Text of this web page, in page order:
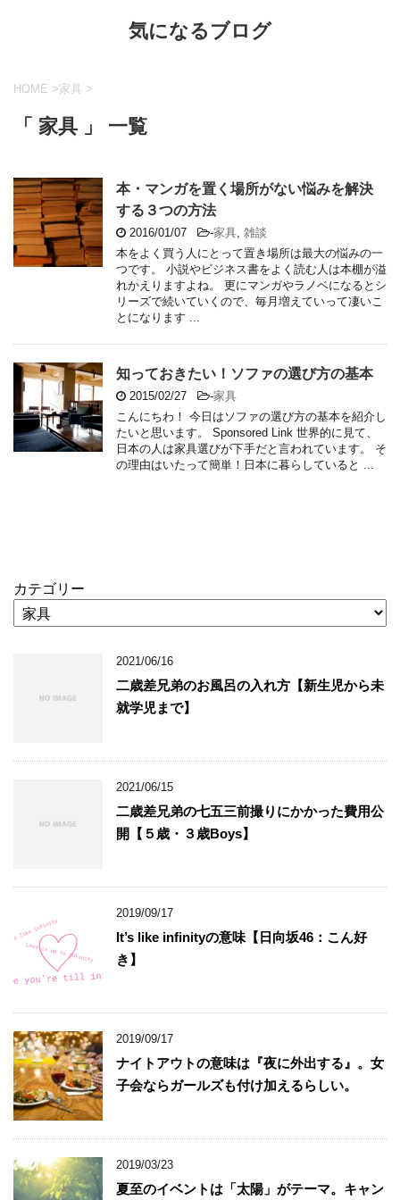
気になるブログ
HOME >家具 >
「 家具 」 一覧
本・マンガを置く場所がない悩みを解決
する３つの方法
2016/01/07 -家具 雑談
本をよく買う人にとって置き場所は最大の悩みの一
つです。 小説やビジネス書をよく読む人は本棚が溢
れかえりますよね。 更にマンガやラノベになるとシ
リーズで続いていくので、毎月増えていって凄いこ
とになります ...
知っておきたい！ソファの選び方の基本
2015/02/27 -家具
こんにちわ！ 今日はソファの選び方の基本を紹介し
たいと思います。 Sponsored Link 世界的に見て、
日本の人は家具選びが下手だと言われています。 そ
の理由はいたって簡単！日本に暮らしていると ...
カテゴリー
2021/06/16
二歳差兄弟のお風呂の入れ方【新生児から未
就学児まで】
2021/06/15
二歳差兄弟の七五三前撮りにかかった費用公
開【５歳・３歳Boys】
2019/09/17
It’s like infinityの意味【日向坂46：こん好
き】
2019/09/17
ナイトアウトの意味は『夜に外出する』。女
子会ならガールズも付け加えるらしい。
2019/03/23
夏至のイベントは「太陽」がテーマ。キャン